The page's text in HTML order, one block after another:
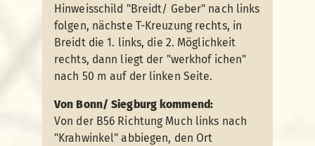
Hinweisschild "Breidt/ Geber" nach links
folgen, nächste T-Kreuzung rechts, in
Breidt die 1. links, die 2. Möglichkeit
rechts, dann liegt der "werkhof ichen"
nach 50 m auf der linken Seite.
Von Bonn/ Siegburg kommend:
Von der B56 Richtung Much links nach
"Krahwinkel" abbiegen, den Ort